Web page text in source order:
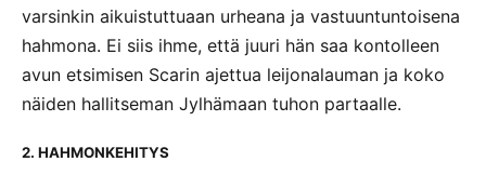
varsinkin aikuistuttuaan urheana ja vastuuntuntoisena
hahmona. Ei siis ihme, että juuri hän saa kontolleen
avun etsimisen Scarin ajettua leijonalauman ja koko
näiden hallitseman Jylhämaan tuhon partaalle.
2. HAHMONKEHITYS